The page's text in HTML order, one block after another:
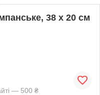
38 х 20 см
— 500 ₴